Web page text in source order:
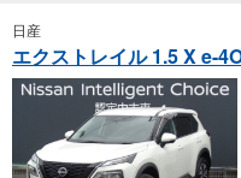
日産
エクストレイル 1.5 X e-